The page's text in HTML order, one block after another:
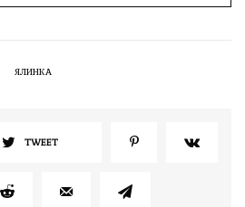
ЯЛИНКА
TWEET